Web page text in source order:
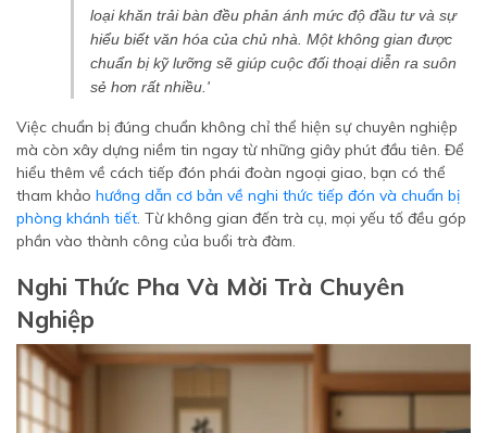
loại khăn trải bàn đều phản ánh mức độ đầu tư và sự
hiểu biết văn hóa của chủ nhà. Một không gian được
chuẩn bị kỹ lưỡng sẽ giúp cuộc đối thoại diễn ra suôn
sẻ hơn rất nhiều.'
Việc chuẩn bị đúng chuẩn không chỉ thể hiện sự chuyên nghiệp
mà còn xây dựng niềm tin ngay từ những giây phút đầu tiên. Để
hiểu thêm về cách tiếp đón phái đoàn ngoại giao, bạn có thể
tham khảo hướng dẫn cơ bản về nghi thức tiếp đón và chuẩn bị
phòng khánh tiết. Từ không gian đến trà cụ, mọi yếu tố đều góp
phần vào thành công của buổi trà đàm.
Nghi Thức Pha Và Mời Trà Chuyên
Nghiệp